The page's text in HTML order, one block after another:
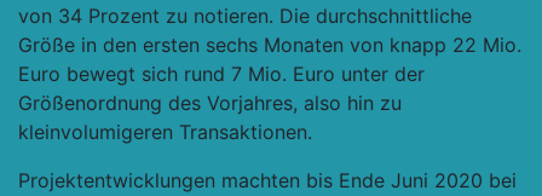
von 34 Prozent zu notieren. Die durchschnittliche
Größe in den ersten sechs Monaten von knapp 22 Mio.
Euro bewegt sich rund 7 Mio. Euro unter der
Größenordnung des Vorjahres, also hin zu
kleinvolumigeren Transaktionen.
Projektentwicklungen machten bis Ende Juni 2020 bei